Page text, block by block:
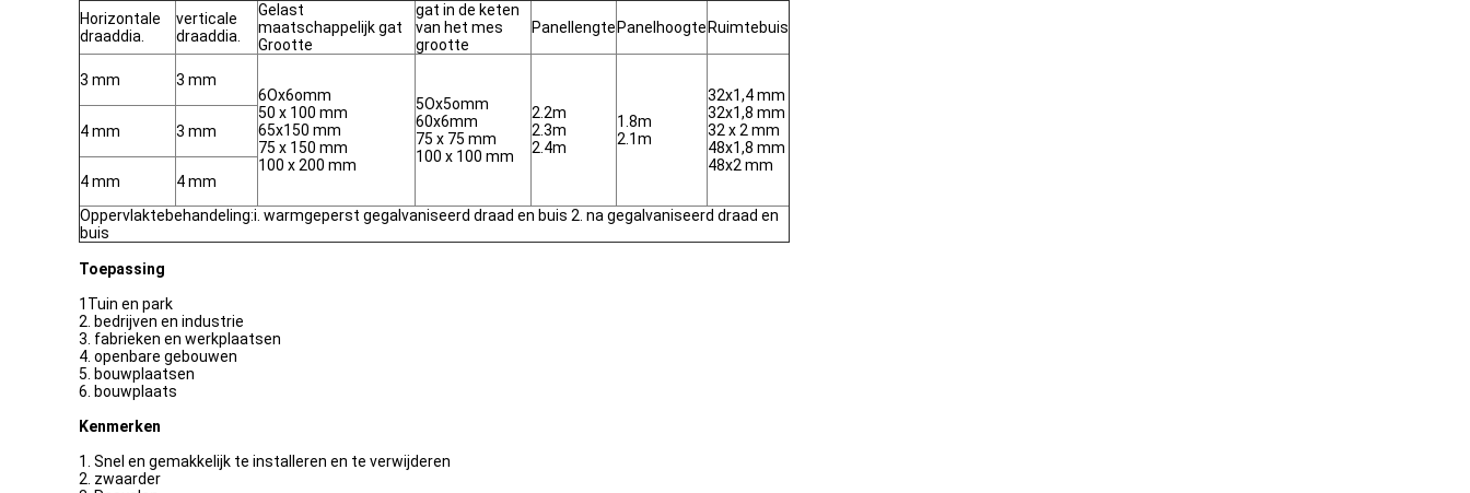
Horizontale
draaddia.
verticale
draaddia.
Gelast
maatschappelijk gat
Grootte
gat in de keten
van het mes
grootte
Panellengte Panelhoogte Ruimtebuis
3 mm
3 mm
6Ox6omm
50 x 100 mm
65x150 mm
75 x 150 mm
100 x 200 mm
5Ox5omm
60x6mm
75 x 75 mm
100 x 100 mm
2.2m
2.3m
2.4m
1.8m
2.1m
32x1,4 mm
32x1,8 mm
32 x 2 mm
48x1,8 mm
48x2 mm
4 mm 3 mm
4 mm
4 mm
Oppervlaktebehandeling:i. warmgeperst gegalvaniseerd draad en buis 2. na gegalvaniseerd draad en
buis
Toepassing
1Tuin en park
2. bedrijven en industrie
3. fabrieken en werkplaatsen
4. openbare gebouwen
5. bouwplaatsen
6. bouwplaats
Kenmerken
1. Snel en gemakkelijk te installeren en te verwijderen
2. zwaarder